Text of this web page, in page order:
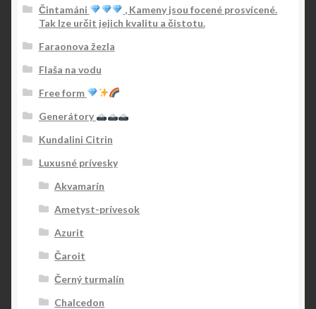
Čintamáni
, Kameny jsou focené prosvícené.
Tak lze určit jejich kvalitu a čistotu.
Faraonova žezla
Flaša na vodu
Free form
Generátory
Kundalini Citrin
Luxusné prívesky
Akvamarín
Ametyst-prívesok
Azurit
Čaroit
Černý turmalín
Chalcedon